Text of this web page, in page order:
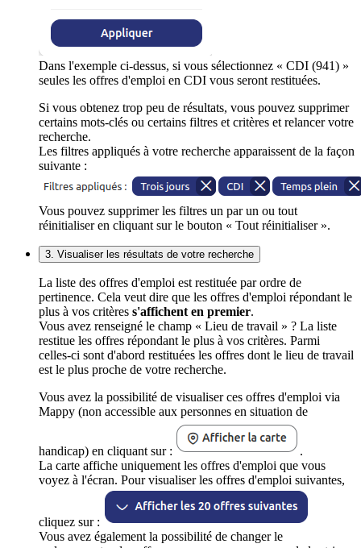
Dans l'exemple ci-dessus, si vous sélectionnez « CDI (941) »
seules les offres d'emploi en CDI vous seront restituées.
Si vous obtenez trop peu de résultats, vous pouvez supprimer
certains mots-clés ou certains filtres et critères et relancer votre
recherche.
Les filtres appliqués à votre recherche apparaissent de la façon
suivante :
Vous pouvez supprimer les filtres un par un ou tout
réinitialiser en cliquant sur le bouton « Tout réinitialiser ».
3. Visualiser les résultats de votre recherche
La liste des offres d'emploi est restituée par ordre de
pertinence. Cela veut dire que les offres d'emploi répondant le
plus à vos critères s'affichent en premier.
Vous avez renseigné le champ « Lieu de travail » ? La liste
restitue les offres répondant le plus à vos critères. Parmi
celles-ci sont d'abord restituées les offres dont le lieu de travail
est le plus proche de votre recherche.
Vous avez la possibilité de visualiser ces offres d'emploi via
Mappy (non accessible aux personnes en situation de
handicap) en cliquant sur :
.
La carte affiche uniquement les offres d'emploi que vous
voyez à l'écran. Pour visualiser les offres d'emploi suivantes,
cliquez sur :
Vous avez également la possibilité de changer le